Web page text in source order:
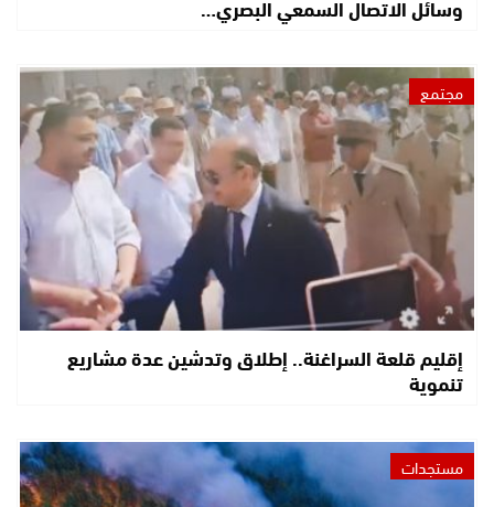
وسائل الاتصال السمعي البصري…
مجتمع
إقليم قلعة السراغنة.. إطلاق وتدشين عدة مشاريع
تنموية
مستجدات